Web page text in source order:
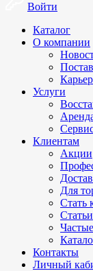
Войти
Каталог
О компании
Услуги
Клиентам
Акции
Для
Стать
Статьи
Контакты
Личный